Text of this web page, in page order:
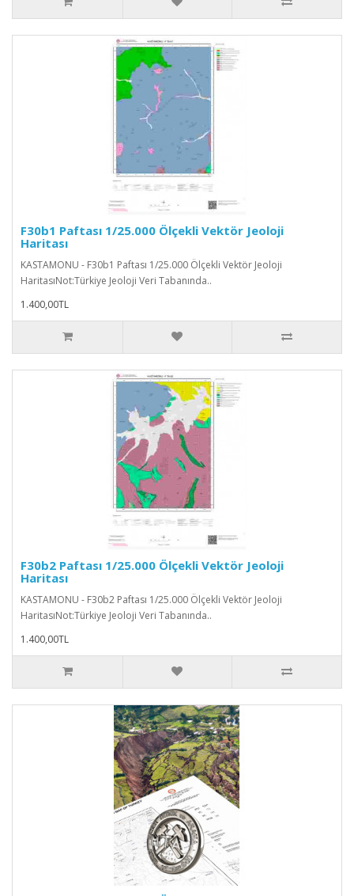
F30b1 Paftası 1/25.000 Ölçekli Vektör Jeoloji
Haritası
KASTAMONU - F30b1 Paftası 1/25.000 Ölçekli Vektör Jeoloji
HaritasıNot:Türkiye Jeoloji Veri Tabanında..
1.400,00TL
F30b2 Paftası 1/25.000 Ölçekli Vektör Jeoloji
Haritası
KASTAMONU - F30b2 Paftası 1/25.000 Ölçekli Vektör Jeoloji
HaritasıNot:Türkiye Jeoloji Veri Tabanında..
1.400,00TL